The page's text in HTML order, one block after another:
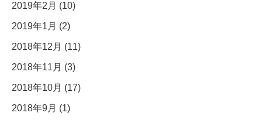
2019年2月 (10)
2019年1月 (2)
2018年12月 (11)
2018年11月 (3)
2018年10月 (17)
2018年9月 (1)